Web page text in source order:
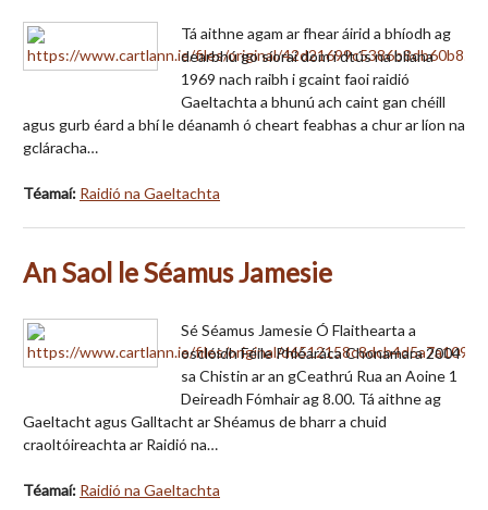
Tá aithne agam ar fhear áirid a bhíodh ag
dearbhú go síoraí dom i dtús na bliana
1969 nach raibh i gcaint faoi raidió
Gaeltachta a bhunú ach caint gan chéill
agus gurb éard a bhí le déanamh ó cheart feabhas a chur ar líon na
gcláracha…
Téamaí: Raidió na Gaeltachta
An Saol le Séamus Jamesie
Sé Séamus Jamesie Ó Flaithearta a
osclóidh Féile Phléaráca Chonamara 2004
sa Chistin ar an gCeathrú Rua an Aoine 1
Deireadh Fómhair ag 8.00. Tá aithne ag
Gaeltacht agus Galltacht ar Shéamus de bharr a chuid
craoltóireachta ar Raidió na…
Téamaí: Raidió na Gaeltachta